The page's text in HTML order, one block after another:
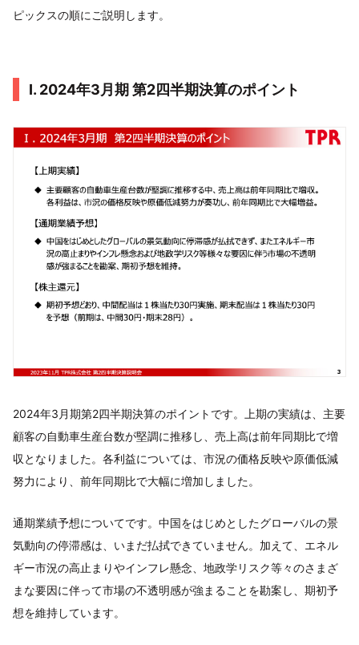
ピックスの順にご説明します。
Ⅰ. 2024年3月期 第2四半期決算のポイント
2024年3月期第2四半期決算のポイントです。上期の実績は、主要
顧客の自動車生産台数が堅調に推移し、売上高は前年同期比で増
収となりました。各利益については、市況の価格反映や原価低減
努力により、前年同期比で大幅に増加しました。
通期業績予想についてです。中国をはじめとしたグローバルの景
気動向の停滞感は、いまだ払拭できていません。加えて、エネル
ギー市況の高止まりやインフレ懸念、地政学リスク等々のさまざ
まな要因に伴って市場の不透明感が強まることを勘案し、期初予
想を維持しています。